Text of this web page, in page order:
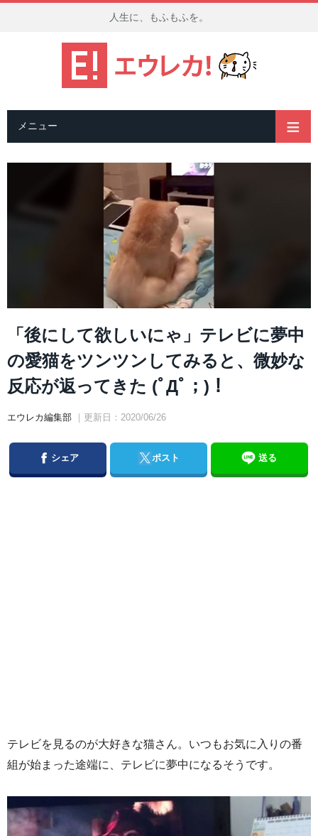
人生に、もふもふを。
メニュー
「後にして欲しいにゃ」テレビに夢中
の愛猫をツンツンしてみると、微妙な
反応が返ってきた (ﾟДﾟ；)！
エウレカ編集部 ｜更新日：2020/06/26
Facebook
シェア Twitterポスト 送る
テレビを見るのが大好きな猫さん。いつもお気に入りの番
組が始まった途端に、テレビに夢中になるそうです。